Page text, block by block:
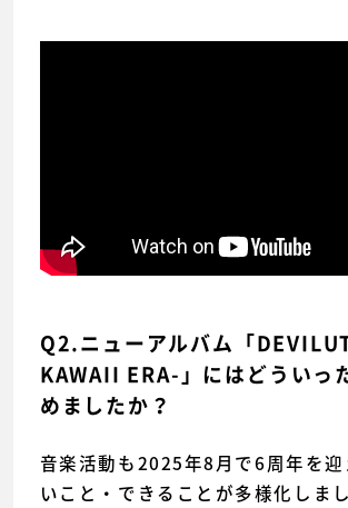
Q2.ニューアルバム「
KAWAII ERA-」にはどういっ
めましたか？
音楽活動も2025年8月で6周年を迎
いこと・できることが多様化しま